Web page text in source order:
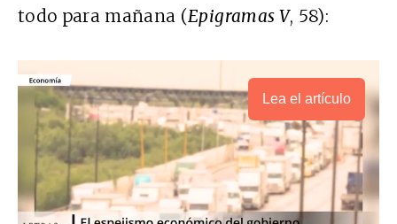
todo para mañana (Epigramas V, 58):
Lea el artículo